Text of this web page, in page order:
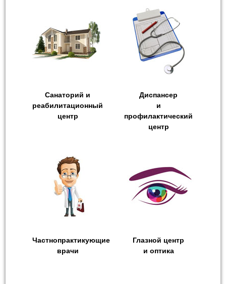
Санаторий и
реабилитационный
центр
Диспансер
и
профилактический
центр
Частнопрактикующие
врачи
Глазной центр
и оптика